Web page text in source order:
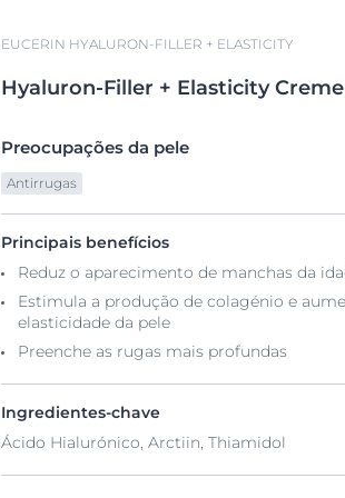
EUCERIN HYALURON-FILLER + ELASTICITY
Hyaluron-Filler + Elasticity
Preocupações da pele
Antirrugas
Principais benefícios
Reduz o aparecimento de manchas da
Estimula a produção de colagénio e
elasticidade da pele
Preenche as rugas mais profundas
Ingredientes-chave
Ácido Hialurónico, Arctiin, Thiamidol